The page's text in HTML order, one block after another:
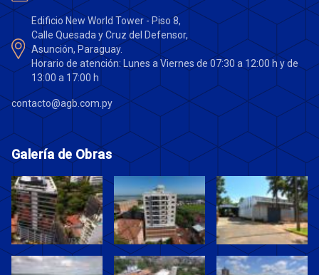
Edificio New World Tower - Piso 8,
Calle Quesada y Cruz del Defensor,
Asunción, Paraguay.
Horario de atención: Lunes a Viernes de 07:30 a 12:00 h y de
13:00 a 17:00 h
contacto@agb.com.py
Galería de Obras